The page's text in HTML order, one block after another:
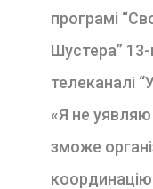
програмі
Шустера”
телеканалі
«Я не уявляю
зможе
координацію